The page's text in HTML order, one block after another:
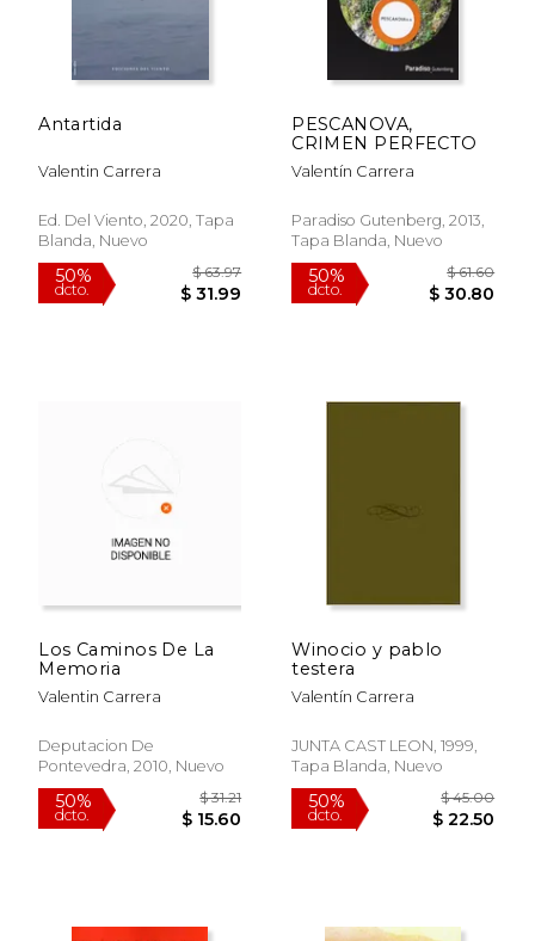
Antartida
Valentin Carrera
Ed. Del Viento, 2020, Tapa
Blanda, Nuevo
PESCANOVA,
CRIMEN PERFECTO
Valentín Carrera
Paradiso Gutenberg, 2013,
Tapa Blanda, Nuevo
Los Caminos De La
Memoria
Valentin Carrera
Deputacion De
Pontevedra, 2010, Nuevo
Winocio y pablo
testera
Valentín Carrera
JUNTA CAST LEON, 1999,
Tapa Blanda, Nuevo